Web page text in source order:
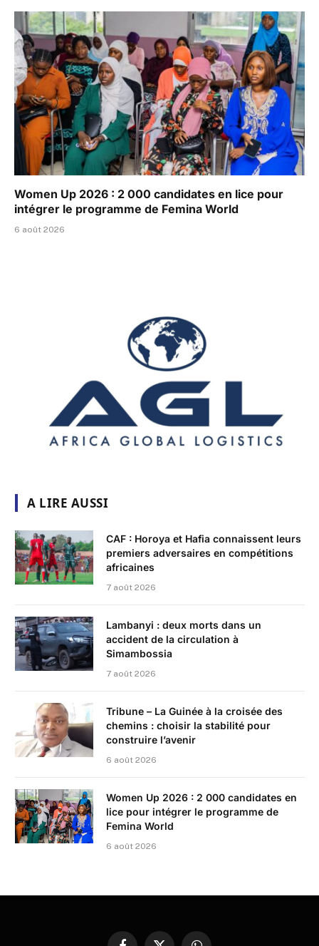
Women Up 2026 : 2 000 candidates en lice pour
intégrer le programme de Femina World
6 août 2026
A LIRE AUSSI
CAF : Horoya et Hafia connaissent leurs
premiers adversaires en compétitions
africaines
7 août 2026
Lambanyi : deux morts dans un
accident de la circulation à
Simambossia
7 août 2026
Tribune – La Guinée à la croisée des
chemins : choisir la stabilité pour
construire l’avenir
6 août 2026
Women Up 2026 : 2 000 candidates en
lice pour intégrer le programme de
Femina World
6 août 2026